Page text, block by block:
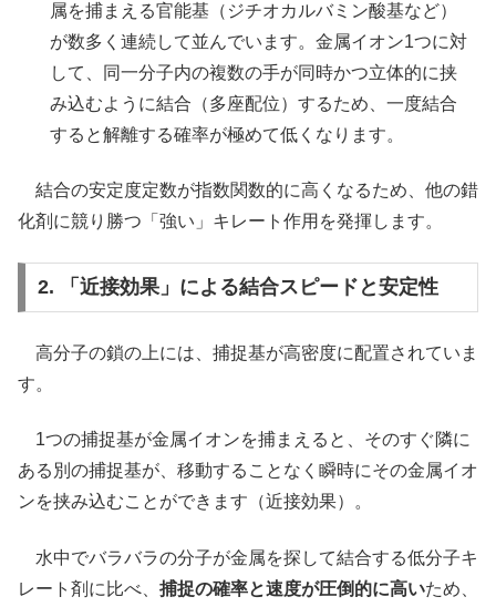
属を捕まえる官能基（ジチオカルバミン酸基など）
が数多く連続して並んでいます。金属イオン1つに対
して、同一分子内の複数の手が同時かつ立体的に挟
み込むように結合（多座配位）するため、一度結合
すると解離する確率が極めて低くなります。
結合の安定度定数が指数関数的に高くなるため、他の錯
化剤に競り勝つ「強い」キレート作用を発揮します。
2. 「近接効果」による結合スピードと安定性
高分子の鎖の上には、捕捉基が高密度に配置されていま
す。
1つの捕捉基が金属イオンを捕まえると、そのすぐ隣に
ある別の捕捉基が、移動することなく瞬時にその金属イオ
ンを挟み込むことができます（近接効果）。
水中でバラバラの分子が金属を探して結合する低分子キ
レート剤に比べ、 捕捉の確率と速度が圧倒的に高いため、